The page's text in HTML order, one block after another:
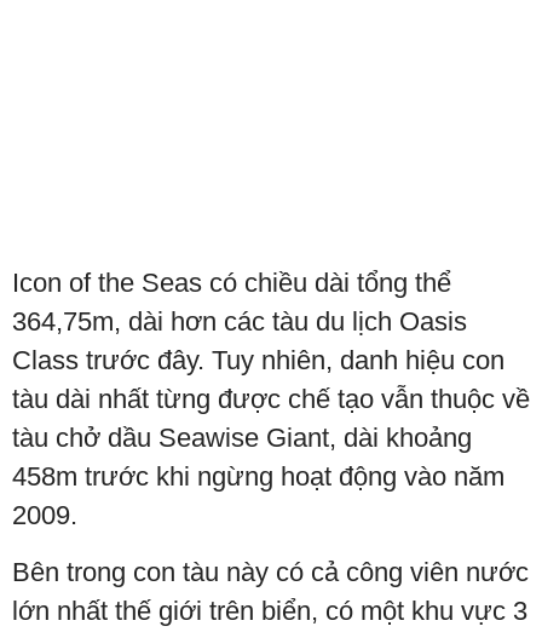
Icon of the Seas có chiều dài tổng thể
364,75m, dài hơn các tàu du lịch Oasis
Class trước đây. Tuy nhiên, danh hiệu con
tàu dài nhất từng được chế tạo vẫn thuộc về
tàu chở dầu Seawise Giant, dài khoảng
458m trước khi ngừng hoạt động vào năm
2009.
Bên trong con tàu này có cả công viên nước
lớn nhất thế giới trên biển, có một khu vực 3